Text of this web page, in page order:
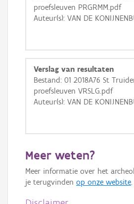
GRB-Basiskaart in
proefsleuven PRGRMM.pdf
Auteur(s): VAN DE
Verslag van resultaten
Bestand: 01 2018A76 St
proefsleuven VRSLG.pdf
Auteur(s): VAN DE
Meer weten?
Meer informatie over het
je terugvinden op onze website.